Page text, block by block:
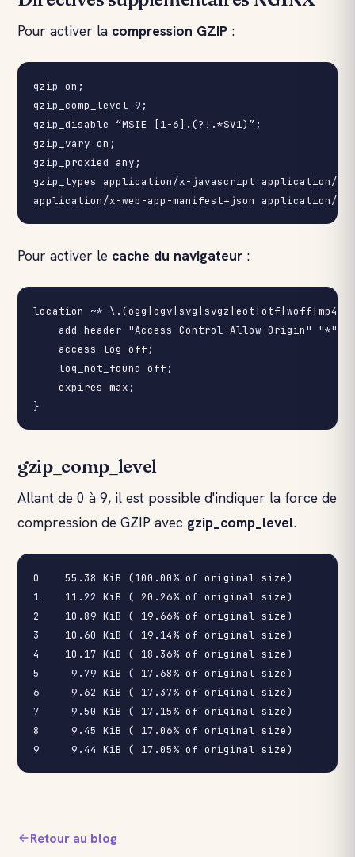
Pour activer la compression GZIP :
gzip on;
gzip_comp_level 9;
gzip_disable “MSIE [1-6].(?!.*SV1)”;
gzip_vary on;
gzip_proxied any;
gzip_types application/x-javascript application/
Pour activer le cache du navigateur :
location ~*
    add_header "Access-Control-Allow-Origin" "*";
    access_log off;
    log_not_found off;
    expires max;
gzip_comp_level
Allant de 0 à 9, il est possible d'indiquer la force de
compression de GZIP avec gzip_comp_level.
0    55.38 KiB (100.00% of original size)
1    11.22 KiB ( 20.26% of original size)
2    10.89 KiB ( 19.66% of original size)
3    10.60 KiB ( 19.14% of original size)
4    10.17 KiB ( 18.36% of original size)
5     9.79 KiB ( 17.68% of original size)
6     9.62 KiB ( 17.37% of original size)
7     9.50 KiB ( 17.15% of original size)
8     9.45 KiB ( 17.06% of original size)
9     9.44 KiB ( 17.05% of original size)
Retour au blog